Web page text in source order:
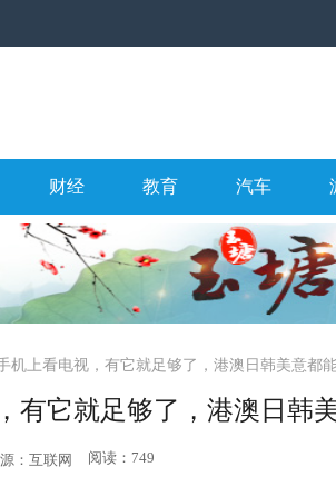
财经 教育 汽车
机上看电视，有它就足够了，港澳日韩美意都
有它就足够了，港澳日韩
：互联网 阅读：749